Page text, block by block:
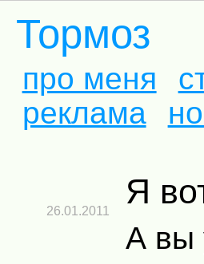
Тормоз
про меня
реклама
Я
26.01.2011
А вы